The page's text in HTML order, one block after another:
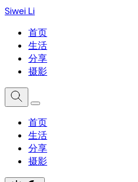
Siwei Li
首页
生活
分享
摄影
首页
生活
分享
摄影